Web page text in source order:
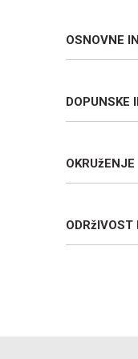
OSNOVNE
DOPUNSKE
OKRUžENJE
ODRžIVOST